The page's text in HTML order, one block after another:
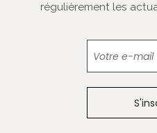
régulièrement les